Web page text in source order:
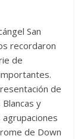
San
recordaron
de
de
y
de Down